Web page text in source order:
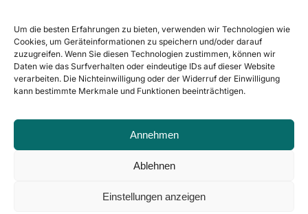
Um die besten Erfahrungen zu bieten, verwenden wir Technologien wie
Cookies, um Geräteinformationen zu speichern und/oder darauf
zuzugreifen. Wenn Sie diesen Technologien zustimmen, können wir
Daten wie das Surfverhalten oder eindeutige IDs auf dieser Website
verarbeiten. Die Nichteinwilligung oder der Widerruf der Einwilligung
kann bestimmte Merkmale und Funktionen beeinträchtigen.
Annehmen
Ablehnen
Einstellungen anzeigen
Datenschutz
Impressum
Bereiche
Wirtschaftsprüfung
Weiteres